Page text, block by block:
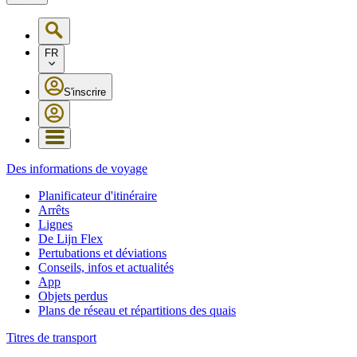
FR
S'inscrire
Des informations de voyage
Planificateur d'itinéraire
Arrêts
Lignes
De Lijn Flex
Pertubations et déviations
Conseils, infos et actualités
App
Objets perdus
Plans de réseau et répartitions des quais
Titres de transport